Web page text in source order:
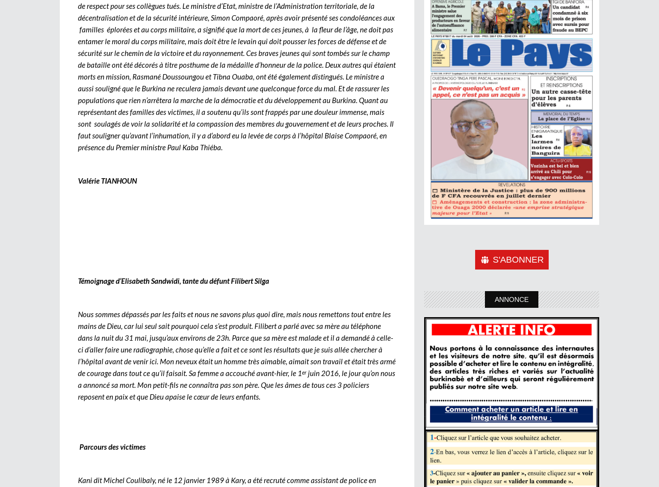
de respect pour ses collègues tués. Le ministre d’Etat, ministre de l’Administration territoriale, de la
décentralisation et de la sécurité intérieure, Simon Compaoré, après avoir présenté ses condoléances aux
familles éplorées et au corps militaire, a signifié que la mort de ces jeunes, à la fleur de l’âge, ne doit pas
entamer le moral du corps militaire, mais doit être le levain qui doit pousser les forces de défense et de
sécurité sur le chemin de la victoire et du rayonnement. Ces braves jeunes qui sont tombés sur le champ
de bataille ont été décorés à titre posthume de la médaille d’honneur de la police. Deux autres qui étaient
morts en mission, Rasmané Doussoungou et Tibna Ouaba, ont été également distingués. Le ministre a
aussi souligné que le Burkina ne reculera jamais devant une quelconque force du mal. Et de rassurer les
populations que rien n’arrêtera la marche de la démocratie et du développement au Burkina. Quant au
représentant des familles des victimes, il a soutenu qu’ils sont frappés par une douleur immense, mais
sont soulagés de voir la solidarité et la compassion des membres du gouvernement et de leurs proches. Il
faut souligner qu’avant l’inhumation, il y a d’abord eu la levée de corps à l’hôpital Blaise Compaoré, en
présence du Premier ministre Paul Kaba Thiéba.
Valérie TIANHOUN
Témoignage d’Elisabeth Sandwidi, tante du défunt Filibert Silga
Nous sommes dépassés par les faits et nous ne savons plus quoi dire, mais nous remettons tout entre les
mains de Dieu, car lui seul sait pourquoi cela s’est produit. Filibert a parlé avec sa mère au téléphone
dans la nuit du 31 mai, jusqu’aux environs de 23h. Parce que sa mère est malade et il a demandé à celle-
ci d’aller faire une radiographie, chose qu’elle a fait et ce sont les résultats que je suis allée chercher à
l’hôpital avant de venir ici. Mon neveux était un homme très aimable, aimait son travail et était très armé
de courage dans tout ce qu’il faisait. Sa femme a accouché avant-hier, le 1er juin 2016, le jour qu’on nous
a annoncé sa mort. Mon petit-fils ne connaîtra pas son père. Que les âmes de tous ces 3 policiers
reposent en paix et que Dieu apaise le cœur de leurs enfants.
Parcours des victimes
Kani dit Michel Coulibaly, né le 12 janvier 1989 à Kary, a été recruté comme assistant de police en
S'ABONNER
ANNONCE